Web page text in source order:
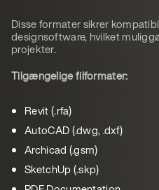
Disse formater sikrer
designsoftware, hvilket
projekter.
Tilgængelige filformater:
Revit (.rfa)
AutoCAD (.dwg, .dxf)
Archicad (.gsm)
SketchUp (.skp)